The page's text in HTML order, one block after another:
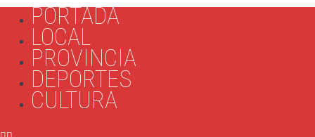
PORTADA
LOCAL
PROVINCIA
DEPORTES
CULTURA